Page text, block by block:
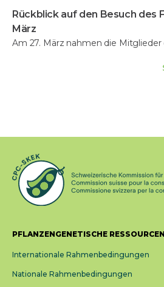
Rückblick auf den Besuch des
März
Am 27. März nahmen die Mitglieder
PFLANZENGENETISCHE RESSOURCEN
Internationale Rahmenbedingungen
Nationale Rahmenbedingungen